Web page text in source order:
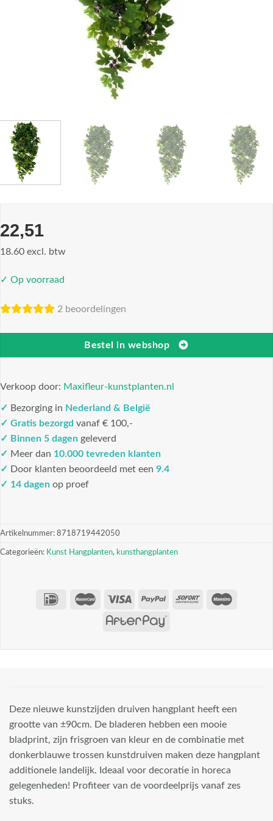
22,51
18.60 excl. btw
✓ Op voorraad
2 beoordelingen
Bestel in webshop
Verkoop door: Maxifleur-kunstplanten.nl
✓ Bezorging in Nederland & België
✓ Gratis bezorgd vanaf € 100,-
✓ Binnen 5 dagen geleverd
✓ Meer dan 10.000 tevreden klanten
✓ Door klanten beoordeeld met een 9.4
✓ 14 dagen op proef
Artikelnummer: 8718719442050
Categorieën: Kunst Hangplanten, kunsthangplanten
Deze nieuwe kunstzijden druiven hangplant heeft een
grootte van ±90cm. De bladeren hebben een mooie
bladprint, zijn frisgroen van kleur en de combinatie met
donkerblauwe trossen kunstdruiven maken deze hangplant
additionele landelijk. Ideaal voor decoratie in horeca
gelegenheden! Profiteer van de voordeelprijs vanaf zes
stuks.